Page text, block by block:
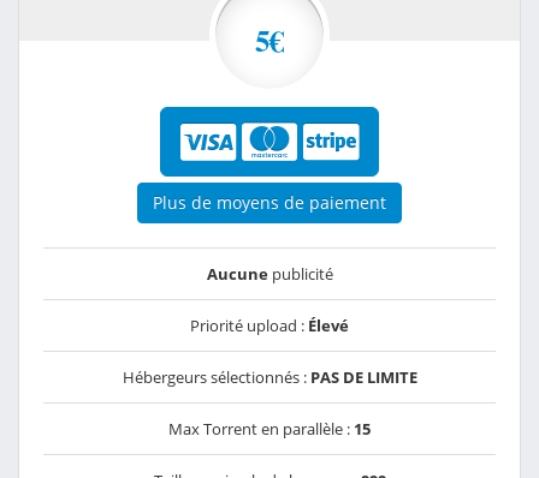
5€
Plus de moyens de paiement
Aucunepublicité
Priorité upload : Élevé
Hébergeurs sélectionnés : PAS DE LIMITE
Max Torrent en parallèle : 15